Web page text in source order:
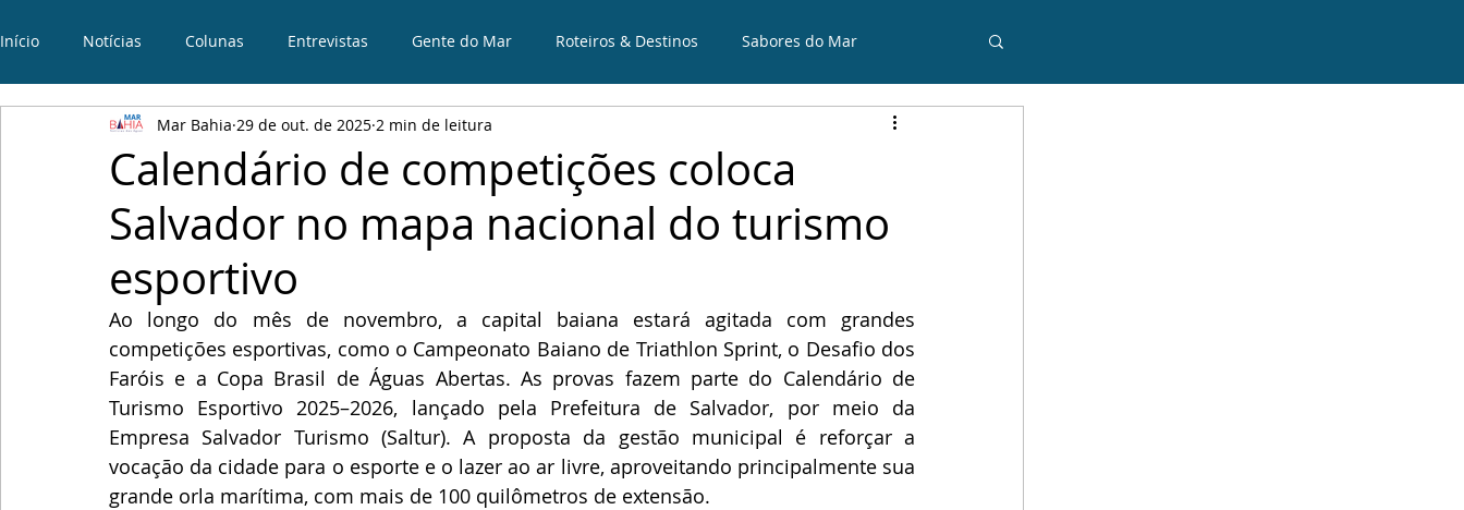
Início Notícias Colunas Entrevistas Gente do Mar Roteiros & Destinos Sabores do Mar
Curiosidades
Calendário de competições coloca
Salvador no mapa nacional do turismo
esportivo
Mar Bahia 29 de out. de 2025 2 min de leitura
Ao longo do mês de novembro, a capital baiana estará agitada com grandes
competições esportivas, como o Campeonato Baiano de Triathlon Sprint, o Desafio dos
Faróis e a Copa Brasil de Águas Abertas. As provas fazem parte do Calendário de
Turismo Esportivo 2025–2026, lançado pela Prefeitura de Salvador, por meio da
Empresa Salvador Turismo (Saltur). A proposta da gestão municipal é reforçar a
vocação da cidade para o esporte e o lazer ao ar livre, aproveitando principalmente sua
grande orla marítima, com mais de 100 quilômetros de extensão.